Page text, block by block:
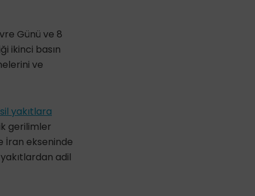
Günü ve 8
ikinci basın
ve
yakıtlara
gerilimler
İran ekseninde
yakıtlardan adil